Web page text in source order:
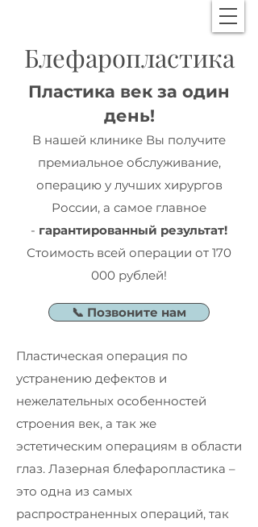
Блефаропластика
Пластика век за один
день!
В нашей клинике Вы получите
премиальное обслуживание,
операцию у лучших хирургов
России, а самое главное
- гарантированный результат!
Стоимость всей операции от 170
000 рублей!
📞 Позвоните нам
Пластическая операция по
устранению дефектов и
нежелательных особенностей
строения век, а так же
эстетическим операциям в области
глаз. Лазерная блефаропластика –
это одна из самых
распространенных операций, так